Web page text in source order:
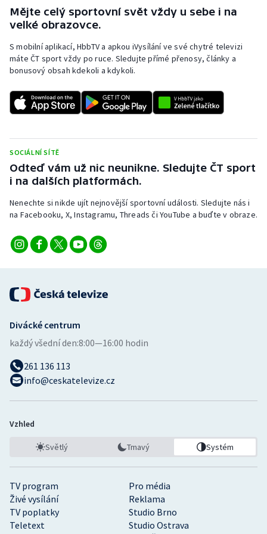
Mějte celý sportovní svět vždy u sebe i na
velké obrazovce.
S mobilní aplikací, HbbTV a apkou iVysílání ve své chytré televizi
máte ČT sport vždy po ruce. Sledujte přímé přenosy, články a
bonusový obsah kdekoli a kdykoli.
SOCIÁLNÍ SÍTĚ
Odteď vám už nic neunikne. Sledujte ČT sport
i na dalších platformách.
Nenechte si nikde ujít nejnovější sportovní události. Sledujte nás i
na Facebooku, X, Instagramu, Threads či YouTube a buďte v obraze.
TV program
Pro média
Živé vysílání
Reklama
TV poplatky
Studio Brno
Teletext
Studio Ostrava
Divácké centrum
každý všední den:8:00—16:00 hodin
261 136 113
info@ceskatelevize.cz
Vzhled
Světlý Tmavý Systém